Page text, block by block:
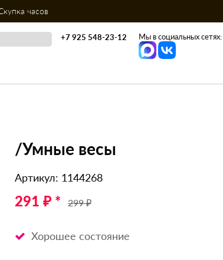
часов
+7 925 548-23-12 Мы в социальных сетях:
/Умные весы
Артикул: 1144268
291 ₽ * 299 ₽
Хорошее состояние